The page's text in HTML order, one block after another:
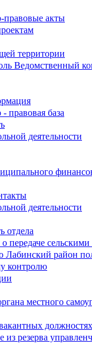
правовые акты
территории
Ведомственный
правовая база
деятельности
деятельности
отдела
передаче
Лабинский район
контролю
местного
из резерва